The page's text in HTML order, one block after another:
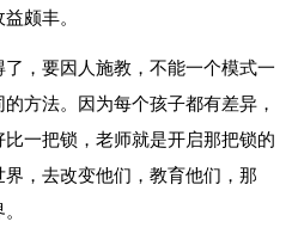
颇丰。
，要因人施教，不能一个模式一
方法。因为每个孩子都有差异，
一把锁，老师就是开启那把锁的
，去改变他们，教育他们，那